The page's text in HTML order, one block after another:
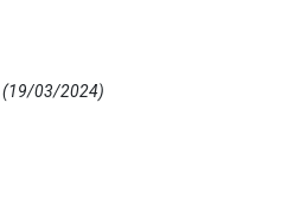
(19/03/2024)